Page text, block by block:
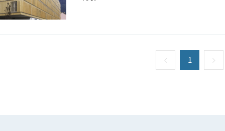
vorige Seite
Seite
1(aktuell)